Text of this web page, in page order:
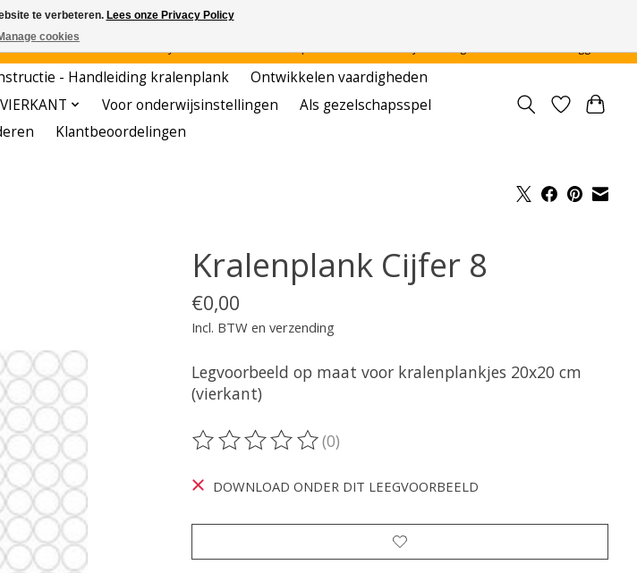
- Handleiding kralenplank
Ontwikkelen vaardigheden
Voor onderwijsinstellingen
Als gezelschapsspel
Klantbeoordelingen
Kralenplank Cijfer 8
€0,00
Incl. BTW en verzending
Legvoorbeeld op maat voor kralenplankjes 20x20 cm
(vierkant)
De beoordeling van dit product is
(0)
DOWNLOAD ONDER DIT LEEGVOORBEELD
te verbeteren. Lees onze Privacy Policy
cookies